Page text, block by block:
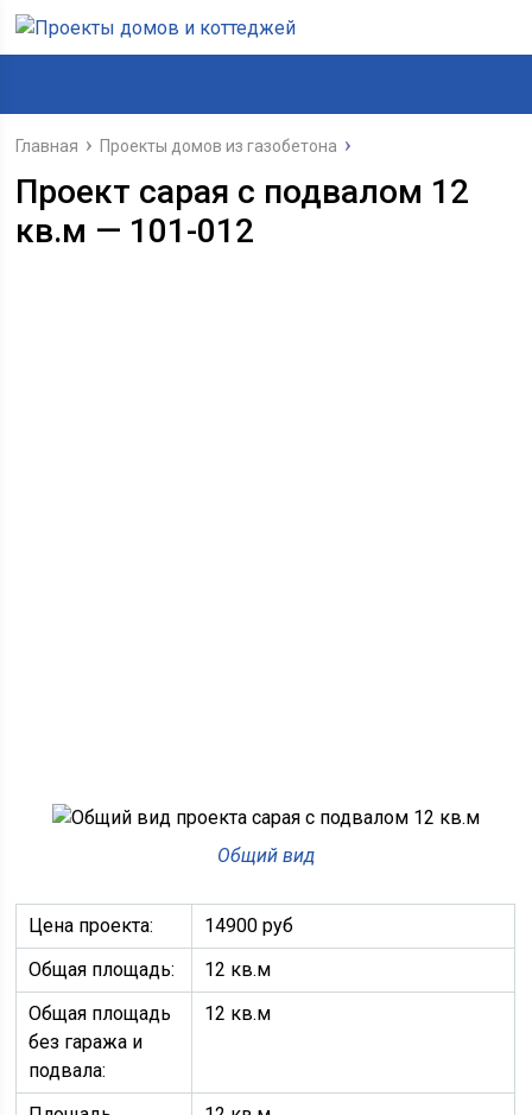
Главная Проекты домов из газобетона
Проект сарая с подвалом 12
кв.м — 101-012
Общий вид
Цена проекта:
14900 руб
Общая площадь:
12 кв.м
Общая площадь
без гаража и
подвала:
12 кв.м